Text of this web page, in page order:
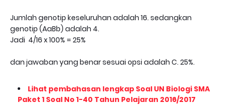
Jumlah genotip keseluruhan adalah 16. sedangkan
genotip (AaBb) adalah 4.
Jadi 4/16 x 100% = 25%
dan jawaban yang benar sesuai opsi adalah C. 25%.
Lihat pembahasan lengkap Soal UN Biologi SMA
Paket 1 Soal No 1-40 Tahun Pelajaran 2016/2017